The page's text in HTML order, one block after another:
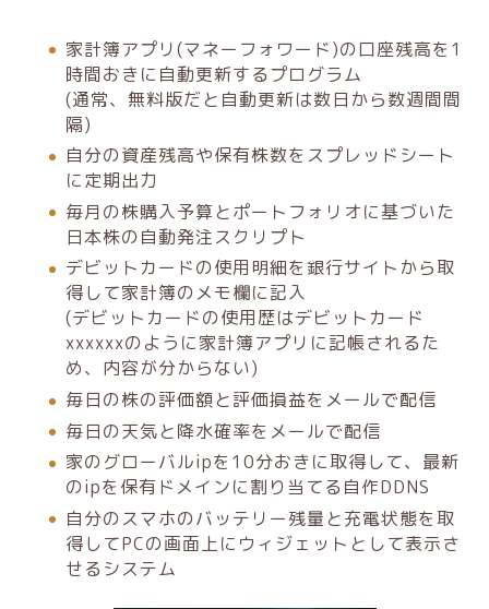
家計簿アプリ(マネーフォワード)の口座残高を1
時間おきに自動更新するプログラム
(通常、無料版だと自動更新は数日から数週間間
隔)
自分の資産残高や保有株数をスプレッドシート
に定期出力
毎月の株購入予算とポートフォリオに基づいた
日本株の自動発注スクリプト
デビットカードの使用明細を銀行サイトから取
得して家計簿のメモ欄に記入
(デビットカードの使用歴はデビットカード
xxxxxxのように家計簿アプリに記帳されるた
め、内容が分からない)
毎日の株の評価額と評価損益をメールで配信
毎日の天気と降水確率をメールで配信
家のグローバルipを10分おきに取得して、最新
のipを保有ドメインに割り当てる自作DDNS
自分のスマホのバッテリー残量と充電状態を取
得してPCの画面上にウィジェットとして表示さ
せるシステム